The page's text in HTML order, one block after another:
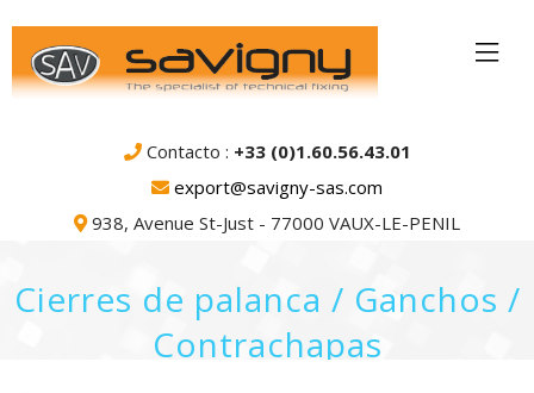
Contacto : +33 (0)1.60.56.43.01
export@savigny-sas.com
938, Avenue St-Just - 77000 VAUX-LE-PENIL
Cierres de palanca / Ganchos /
Contrachapas